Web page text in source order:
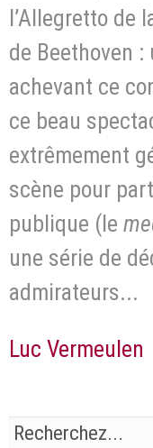
l’Allegretto de
de Beethoven
achevant ce
ce beau
extrêmement
scène pour
publique (le
une série de
admirateurs...
Luc Vermeulen